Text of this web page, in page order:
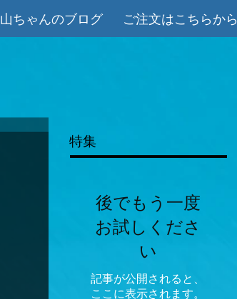
山ちゃんのブログ ご注文はこちらから
特集
後でもう一度
お試しくださ
い
記事が公開されると、
ここに表示されます。